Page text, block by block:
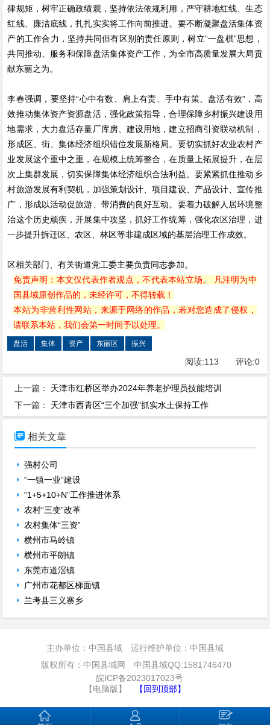
律规矩，树牢正确政绩观，坚持依法依规利用，严守耕地红线、生态
红线、廉洁底线，扎扎实实将工作向前推进。要不断凝聚盘活集体资
产的工作合力，坚持共同但有区别的责任原则，树立“一盘棋”思想，
共同推动、服务和保障盘活集体资产工作，为全市高质量发展大局贡
献东丽之为。
李春强调，要坚持“心中有数、肩上有责、手中有策、盘活有效”，高
效推动集体资产资源盘活，强化政策指导，合理保障乡村振兴建设用
地需求，大力盘活存量厂库房、建设用地，建立招商引资联动机制，
形成区、街、集体经济组织错位发展新格局。要切实抓好农业农村产
业发展这个重中之重，在规模上统筹整合，在质量上拓展提升，在层
次上集群发展，切实保障集体经济组织合法利益。要紧紧抓住推动乡
村旅游发展有利契机，加强策划设计、项目建设、产品设计、宣传推
广，形成以活动促旅游、带消费的良好互动。要着力破解人居环境整
治这个历史顽疾，开展集中攻坚，抓好工作统筹，强化农区治理，进
一步提升拆迁区、农区、林区等非建成区域的基层治理工作成效。
区相关部门、有关街道党工委主要负责同志参加。
免责声明：本文仅代表作者观点，不代表本站立场。 凡注明为中
国县域原创作品的，未经许可，不得转载！
本站为非营利性网站，来源于网络的作品，若对您造成了侵权，
请联系本站，我们会第一时间予以处理。
盘活 集体 资产 东丽区 振兴
阅读:113 评论:0
上一篇： 天津市红桥区举办2024年养老护理员技能培训
下一篇： 天津市西青区“三个加强”抓实水土保持工作
 相关文章
强村公司
“一镇一业”建设
“1+5+10+N”工作推进体系
农村“三变”改革
农村集体“三资”
横州市马岭镇
横州市平朗镇
东莞市道滘镇
广州市花都区梯面镇
兰考县三义寨乡
主办单位：中国县域 运行维护单位：中国县域
版权所有：中国县域网 中国县域QQ:1581746470
皖ICP备2023017023号
【电脑版】
【回到顶部】